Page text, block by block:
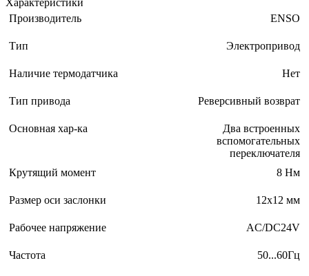
Характеристики
Производитель
ENSO
Тип Электропривод
Наличие термодатчика Нет
Тип привода Реверсивный возврат
Основная хар-ка
Два встроенных
вспомогательных
переключателя
Крутящий момент
8 Нм
Размер оси заслонки 12х12 мм
Рабочее напряжение AC/DC24V
Частота 50...60Гц